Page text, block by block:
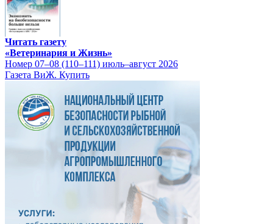
Читать газету
«Ветеринария и Жизнь»
Номер 07–08 (110–111) июль–август 2026
Газета ВиЖ. Купить